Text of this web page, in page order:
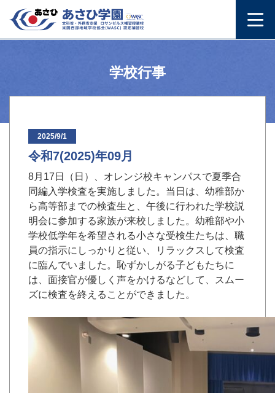
学校行事
2025/9/1
令和7(2025)年09月
8月17日（日）、オレンジ校キャンパスで夏季合
同編入学検査を実施しました。当日は、幼稚部か
ら高等部までの検査生と、午後に行われた学校説
明会に参加する家族が来校しました。幼稚部や小
学校低学年を希望される小さな受検生たちは、職
員の指示にしっかりと従い、リラックスして検査
に臨んでいました。恥ずかしがる子どもたちに
は、面接官が優しく声をかけるなどして、スムー
ズに検査を終えることができました。